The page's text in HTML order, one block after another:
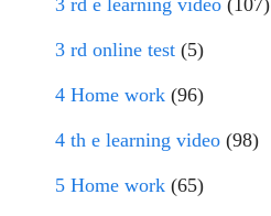
3 rd online test (5)
4 Home work (96)
4 th e learning video (98)
5 Home work (65)